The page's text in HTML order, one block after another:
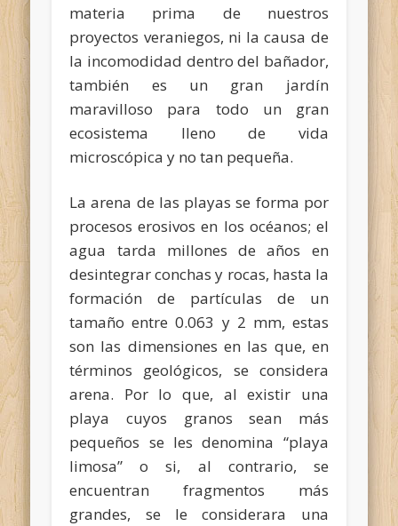
materia prima de nuestros
proyectos veraniegos, ni la causa de
la incomodidad dentro del bañador,
también es un gran jardín
maravilloso para todo un gran
ecosistema lleno de vida
microscópica y no tan pequeña.
La arena de las playas se forma por
procesos erosivos en los océanos; el
agua tarda millones de años en
desintegrar conchas y rocas, hasta la
formación de partículas de un
tamaño entre 0.063 y 2 mm, estas
son las dimensiones en las que, en
términos geológicos, se considera
arena. Por lo que, al existir una
playa cuyos granos sean más
pequeños se les denomina “playa
limosa” o si, al contrario, se
encuentran fragmentos más
grandes, se le considerara una